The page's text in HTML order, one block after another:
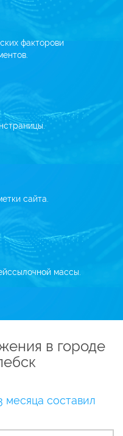
факторови
страницы.
сайта.
ссылочной массы.
в городе
месяца составил